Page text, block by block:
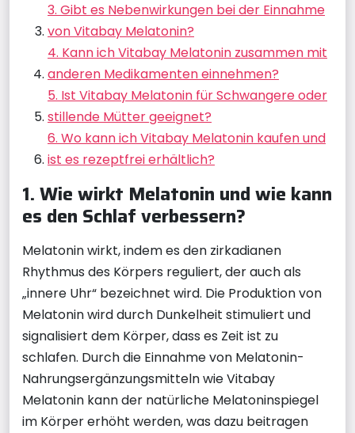
3. Gibt es Nebenwirkungen bei der Einnahme
von Vitabay Melatonin?
4. Kann ich Vitabay Melatonin zusammen mit
anderen Medikamenten einnehmen?
5. Ist Vitabay Melatonin für Schwangere oder
stillende Mütter geeignet?
6. Wo kann ich Vitabay Melatonin kaufen und
ist es rezeptfrei erhältlich?
1. Wie wirkt Melatonin und wie kann
es den Schlaf verbessern?
Melatonin wirkt, indem es den zirkadianen
Rhythmus des Körpers reguliert, der auch als
„innere Uhr“ bezeichnet wird. Die Produktion von
Melatonin wird durch Dunkelheit stimuliert und
signalisiert dem Körper, dass es Zeit ist zu
schlafen. Durch die Einnahme von Melatonin-
Nahrungsergänzungsmitteln wie Vitabay
Melatonin kann der natürliche Melatoninspiegel
im Körper erhöht werden, was dazu beitragen